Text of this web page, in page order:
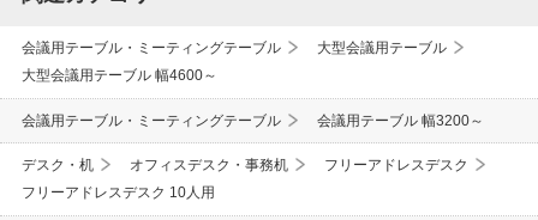
会議用テーブル・ミーティングテーブル
大型会議用テーブル
大型会議用テーブル 幅4600～
会議用テーブル・ミーティングテーブル 会議用テーブル 幅3200～
デスク・机 オフィスデスク・事務机
フリーアドレスデスク
フリーアドレスデスク 10人用